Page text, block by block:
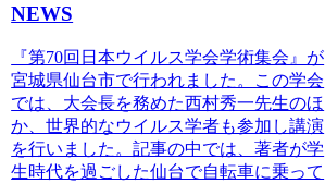
NEWS
『第70回日本ウイルス学会学術集会』が
宮城県仙台市で行われました。この学会
では、大会長を務めた西村秀一先生のほ
か、世界的なウイルス学者も参加し講演
を行いました。記事の中では、著者が学
生時代を過ごした仙台で自転車に乗って